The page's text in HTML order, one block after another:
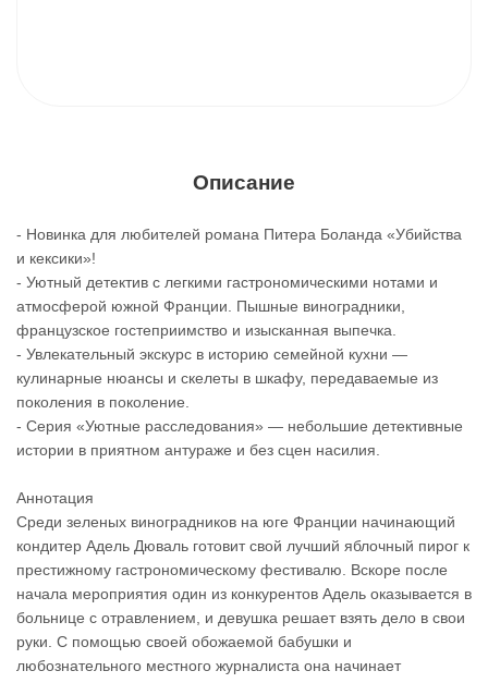
Описание
- Новинка для любителей романа Питера Боланда «Убийства
и кексики»!
- Уютный детектив с легкими гастрономическими нотами и
атмосферой южной Франции. Пышные виноградники,
французское гостеприимство и изысканная выпечка.
- Увлекательный экскурс в историю семейной кухни —
кулинарные нюансы и скелеты в шкафу, передаваемые из
поколения в поколение.
- Серия «Уютные расследования» — небольшие детективные
истории в приятном антураже и без сцен насилия.
Аннотация
Среди зеленых виноградников на юге Франции начинающий
кондитер Адель Дюваль готовит свой лучший яблочный пирог к
престижному гастрономическому фестивалю. Вскоре после
начала мероприятия один из конкурентов Адель оказывается в
больнице с отравлением, и девушка решает взять дело в свои
руки. С помощью своей обожаемой бабушки и
любознательного местного журналиста она начинает